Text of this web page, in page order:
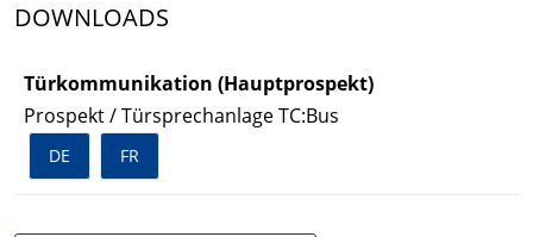
DOWNLOADS
Türkommunikation (Hauptprospekt)
Prospekt / Türsprechanlage TC:Bus
DE FR